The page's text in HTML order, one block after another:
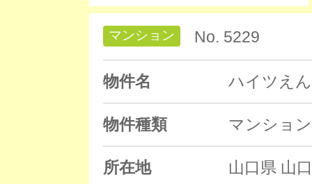
マンション No. 5229
物件名 ハイツえ
物件種類 マンション
所在地 山口県 山